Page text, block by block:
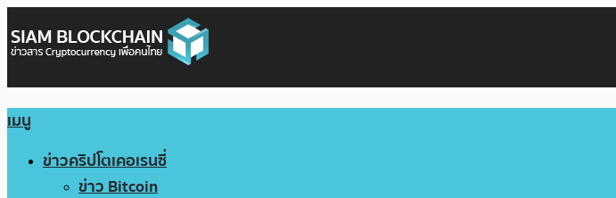
เมนู
ข่าวคริปโตเคอเรนซี่
ข่าว Bitcoin